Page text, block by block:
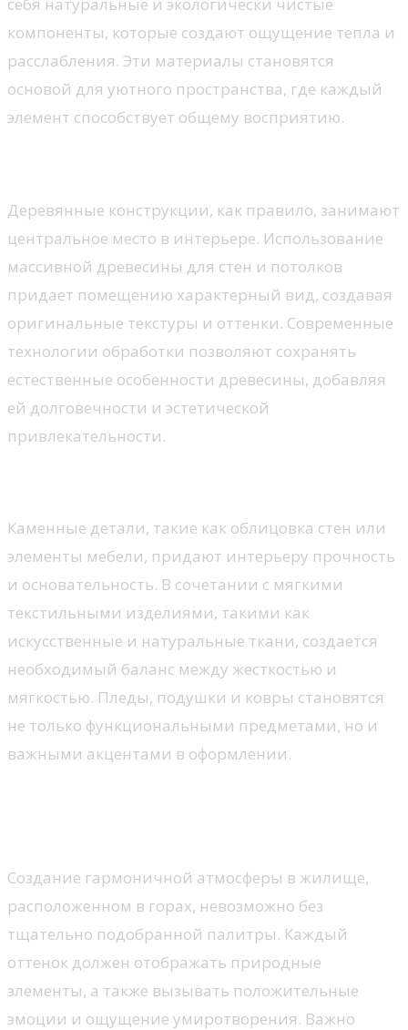
компоненты, которые создают ощущение тепла и
расслабления. Эти материалы становятся
основой для уютного пространства, где каждый
элемент способствует общему восприятию.
Деревянные конструкции, как правило, занимают
центральное место в интерьере. Использование
массивной древесины для стен и потолков
придает помещению характерный вид, создавая
оригинальные текстуры и оттенки. Современные
технологии обработки позволяют сохранять
естественные особенности древесины, добавляя
ей долговечности и эстетической
привлекательности.
Каменные детали, такие как облицовка стен или
элементы мебели, придают интерьеру прочность
и основательность. В сочетании с мягкими
текстильными изделиями, такими как
искусственные и натуральные ткани, создается
необходимый баланс между жесткостью и
мягкостью. Пледы, подушки и ковры становятся
не только функциональными предметами, но и
важными акцентами в оформлении.
Создание гармоничной атмосферы в жилище,
расположенном в горах, невозможно без
тщательно подобранной палитры. Каждый
оттенок должен отображать природные
элементы, а также вызывать положительные
эмоции и ощущение умиротворения. Важно